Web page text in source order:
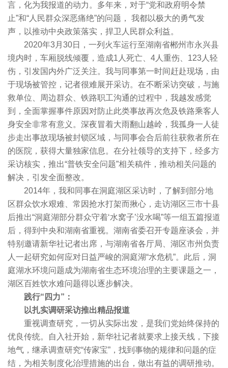
言，化为我报道的动力。多年来，对于“党和政府明令禁
止”和“人民群众深恶痛绝”的问题， 我都以极大的勇气发
声，以推动中央政策落实，捍卫人民群众利益。
2020年3月30日，一列火车运行至湖南省郴州市永兴县
境内时，车厢脱线倾覆，造成1人死亡、4人重伤、123人轻
伤，引发国内外广泛关注。我与同事第一时间赶赴现场，由
于现场被管控，记者很难展开采访。在不断采访突破，与施
救单位、周边群众、铁路职工沟通的过程中，我越发感觉
到，全面掌握事件原因对防止此类事故再次危及铁路乘客人
身安全非常有意义。深夜冒着大雨翻山越岭，我孤身一人徒
步走出事故现场被封锁区域，与同事会合后前往获救者所在
的医院，获得大量独家信息。在分社领导的支持下，经多方
采访核实，推出“普铁安全问题”相关稿件，推动相关问题的
解决，引发全面整改。
2014年，我和同事在洞庭湖区采访时，了解到部分地
区群众饮水艰难、常因抢水打架而揪心，走访湖区三市十县
后推出“洞庭湖部分群众守着‘水窝子’没水喝”等一组五篇报道
后，得到中央和湖南省重视。湖南省委召开专题座谈会，并
特别邀请新华社记者出席，与湖南省各厅局、湖区市州负责
人一起研究如何应对日益严峻的洞庭湖“水危机”。此后，洞
庭湖水环境问题成为湖南省生态环境治理的主要课题之一，
湖区百姓饮水难问题得以逐步解决。
践行“四力”：
以扎实调研采访推出精品报道
重视调查研究，一切从实际出发，是我们党始终保持的
优良传统。自入社开始，新华社记者就要求上接天线，下接
地气，继承调查研究“传家宝”，找到事物的规律和问题的症
结，为相关制度化治理措施的出台，做出有益的调研推动。